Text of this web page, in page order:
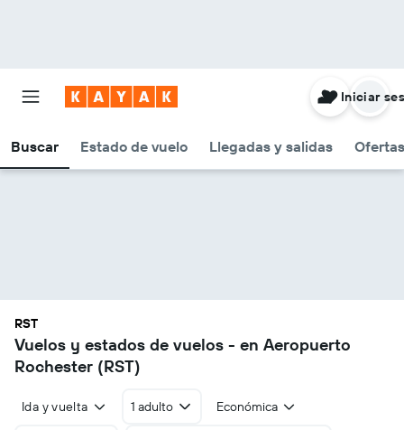
Buscar Estado de vuelo Llegadas y salidas Ofertas
Iniciar
RST
Vuelos y estados de vuelos - en Aeropuerto
Rochester (RST)
Ida y vuelta 1 adulto Económica